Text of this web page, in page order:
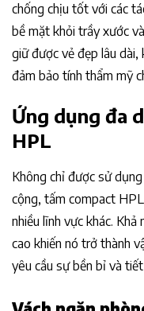
chống chịu tốt với các
bề mặt khỏi trầy xước
giữ được vẻ đẹp lâu
đảm bảo tính thẩm mỹ
Ứng dụng đa
HPL
Không chỉ được sử
cộng, tấm compact
nhiều lĩnh vực khác.
cao khiến nó trở thành
yêu cầu sự bền bỉ và